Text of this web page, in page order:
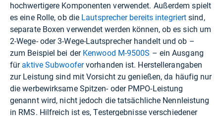
hochwertigere Komponenten verwendet. Außerdem spielt
es eine Rolle, ob die Lautsprecher bereits integriert sind,
separate Boxen verwendet werden können, ob es sich um
2-Wege- oder 3-Wege-Lautsprecher handelt und ob –
zum Beispiel bei der Ken­wood M-​9500S – ein Ausgang
für aktive Subwoofervorhanden ist. Herstellerangaben
zur Leistung sind mit Vorsicht zu genießen, da häufig nur
die werbewirksame Spitzen- oder PMPO-Leistung
genannt wird, nicht jedoch die tatsächliche Nennleistung
in RMS. Hilfreich ist es, Testergebnisse verschiedener